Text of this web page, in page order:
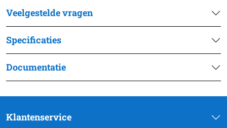
Veelgestelde vragen
Specificaties
Documentatie
Klantenservice